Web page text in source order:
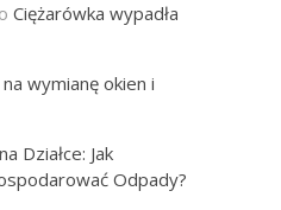
oCiężarówka wypadła
wymianę okien i
Działce: Jak
Odpady?